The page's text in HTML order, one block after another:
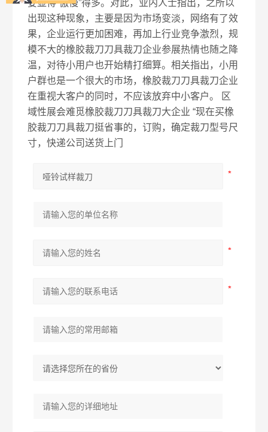
要显得“傲慢”得多。对此，业内人士指出，之所以
出现这种现象，主要是因为市场变淡，网络有了效
果，企业运行更加困难，再加上行业竞争激烈，规
模不大的橡胶裁刀刀具裁刀企业参展热情也随之降
温，对待小用户也开始精打细算。相关指出，小用
户群也是一个很大的市场，橡胶裁刀刀具裁刀企业
在重视大客户的同时，不应该放弃中小客户。 区
域性展会难觅橡胶裁刀刀具裁刀大企业 “现在买橡
胶裁刀刀具裁刀挺省事的，订购，确定裁刀型号尺
寸，快递公司送货上门